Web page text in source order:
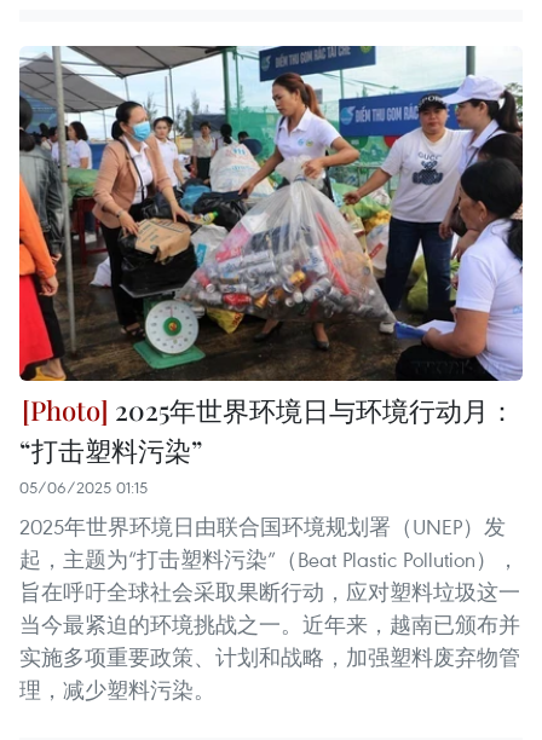
2025年世界环境日与环境行动月：
“打击塑料污染”
05/06/2025 01:15
2025年世界环境日由联合国环境规划署（UNEP）发
起，主题为“打击塑料污染”（Beat Plastic Pollution），
旨在呼吁全球社会采取果断行动，应对塑料垃圾这一
当今最紧迫的环境挑战之一。近年来，越南已颁布并
实施多项重要政策、计划和战略，加强塑料废弃物管
理，减少塑料污染。